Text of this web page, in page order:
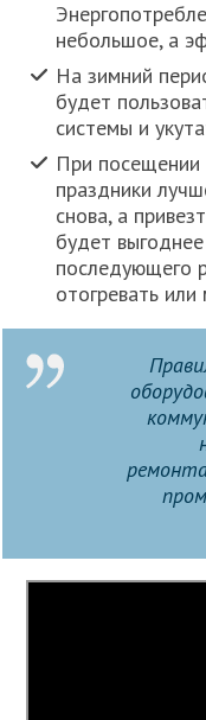
небольшое, а
На зимний
будет
системы и
При посещении
праздники
снова, а
будет
последующего
отогревать